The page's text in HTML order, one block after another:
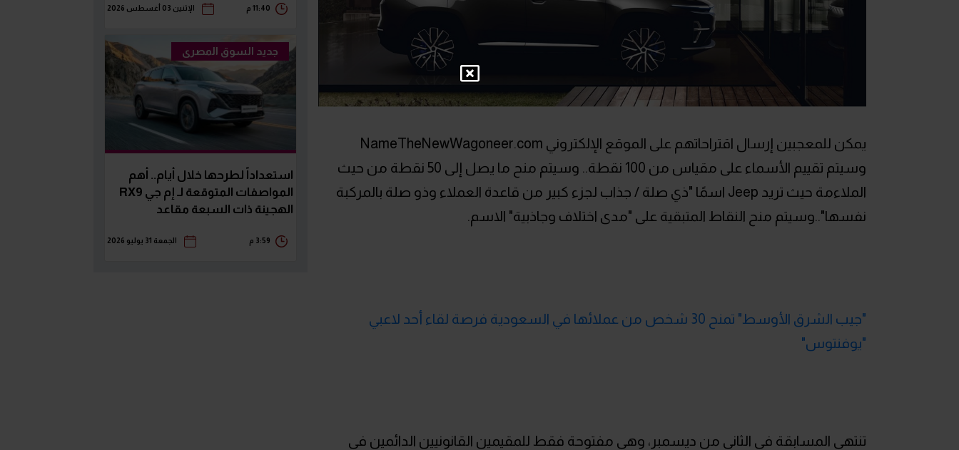
يمكن للمعجبين إرسال اقتراحاتهم على الموقع الإلكتروني NameTheNewWagoneer.com
وسيتم تقييم الأسماء على مقياس من 100 نقطة.. وسيتم منح ما يصل إلى 50 نقطة من حيث
الملاءمة حيث تريد Jeep اسمًا "ذي صلة / جذاب لجزء كبير من قاعدة العملاء وذو صلة بالمركبة
نفسها"..وسيتم منح النقاط المتبقية على "مدى اختلاف وجاذبية" الاسم.
"جيب الشرق الأوسط" تمنح 30 شخص من عملائها في السعودية فرصة لقاء أحد لاعبي
"يوفنتوس"
تنتهي المسابقة في الثاني من ديسمبر، وهي مفتوحة فقط للمقيمين القانونيين الدائمين في
11:40 م الإثنين 03 أغسطس 2026
جديد السوق المصرى
استعداداً لطرحها خلال أيام.. أهم
المواصفات المتوقعة لـ إم جي RX9
الهجينة ذات السبعة مقاعد
3:59 م الجمعة 31 يوليو 2026